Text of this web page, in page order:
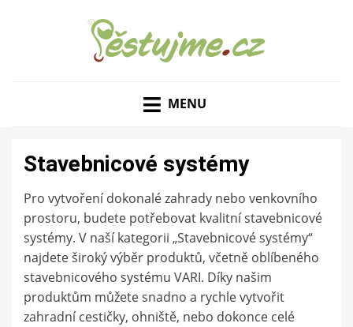
MENU
Stavebnicové systémy
Pro vytvoření dokonalé zahrady nebo venkovního
prostoru, budete potřebovat kvalitní stavebnicové
systémy. V naší kategorii „Stavebnicové systémy“
najdete široký výběr produktů, včetně oblíbeného
stavebnicového systému VARI. Díky našim
produktům můžete snadno a rychle vytvořit
zahradní cestičky, ohniště, nebo dokonce celé